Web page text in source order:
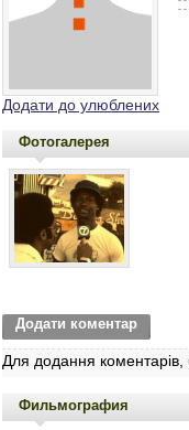
Додати до улюблених
Фотогалерея
Додати коментар
Для додання коментарів,
Фильмография